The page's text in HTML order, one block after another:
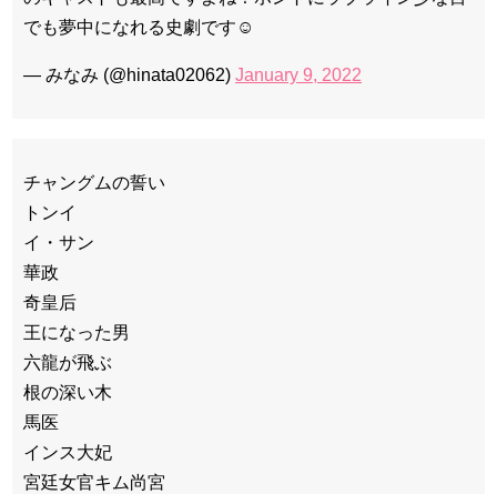
でも夢中になれる史劇です☺️
— みなみ (@hinata02062) January 9, 2022
チャングムの誓い
トンイ
イ・サン
華政
奇皇后
王になった男
六龍が飛ぶ
根の深い木
馬医
インス大妃
宮廷女官キム尚宮